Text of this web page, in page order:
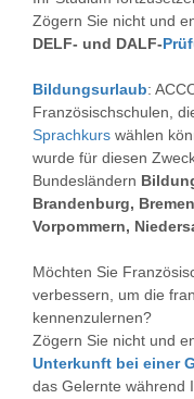
Zögern Sie nicht und
DELF- und DALF-
Bildungsurlaub:
Französischschulen,
Sprachkurs wählen
wurde für diesen
Bundesländern
Brandenburg,
Vorpommern,
Möchten Sie
verbessern, um die
kennenzulernen?
Zögern Sie nicht und
Unterkunft bei einer
das Gelernte während